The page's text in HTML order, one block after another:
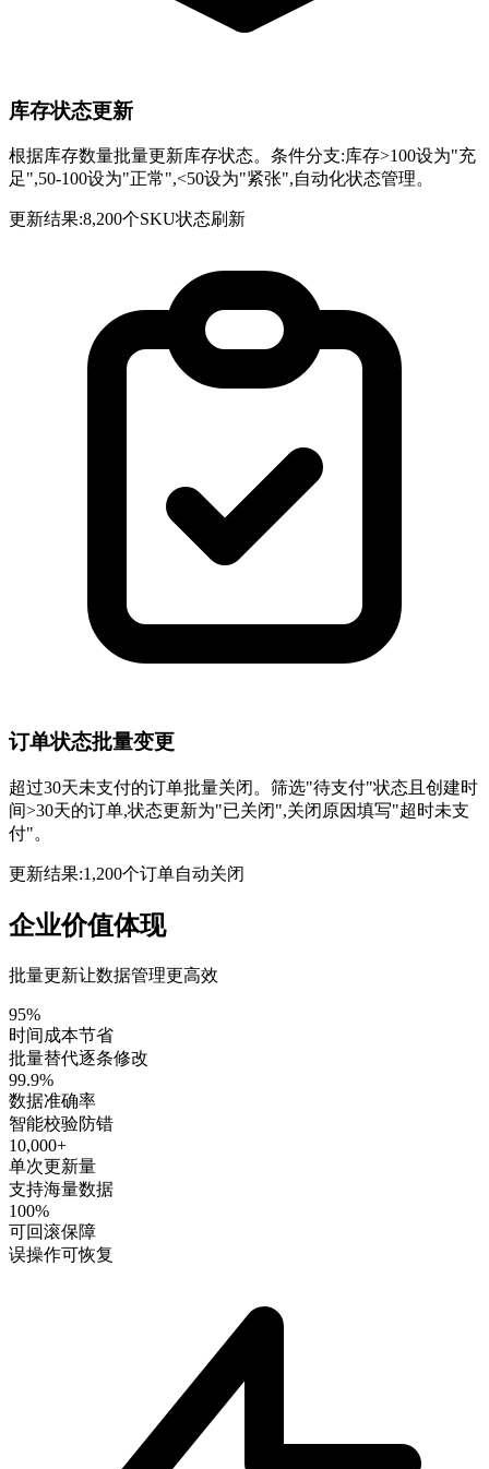
库存状态更新
根据库存数量批量更新库存状态。条件分支:库存>100设为"充
足",50-100设为"正常",<50设为"紧张",自动化状态管理。
更新结果:8,200个SKU状态刷新
订单状态批量变更
超过30天未支付的订单批量关闭。筛选"待支付"状态且创建时
间>30天的订单,状态更新为"已关闭",关闭原因填写"超时未支
付"。
更新结果:1,200个订单自动关闭
企业价值体现
批量更新让数据管理更高效
95%
时间成本节省
批量替代逐条修改
99.9%
数据准确率
智能校验防错
10,000+
单次更新量
支持海量数据
100%
可回滚保障
误操作可恢复